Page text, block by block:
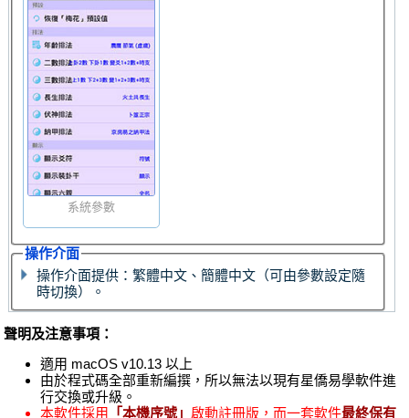
系統參數
操作介面
操作介面提供：繁體中文、簡體中文（可由參數設定隨
時切換）。
聲明及注意事項：
適用 macOS v10.13 以上
由於程式碼全部重新編撰，所以無法以現有星僑易學軟件進
行交換或升級。
本軟件採用
「本機序號」 啟動註冊版，而一套軟件最終保有